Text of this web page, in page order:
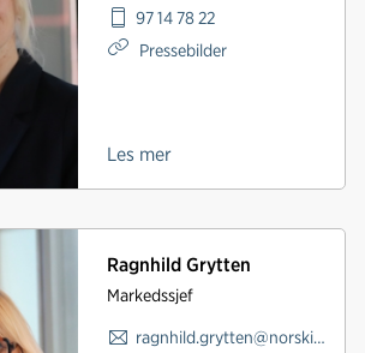
97 14 78 22
Pressebilder
Les mer
Ragnhild Grytten
Markedssjef
ragnhild.grytten@norskindustri.no